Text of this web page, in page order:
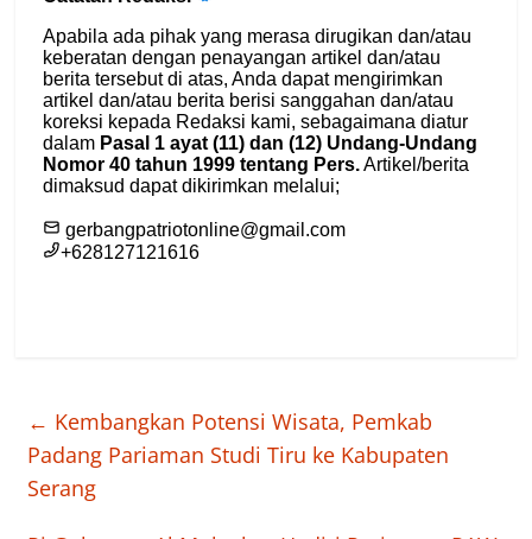
← Kembangkan Potensi Wisata, Pemkab
Padang Pariaman Studi Tiru ke Kabupaten
Serang